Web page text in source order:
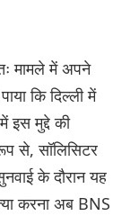
मामले में अपने
कि दिल्ली में
इस मुद्दे की
से, सॉलिसिटर
के दौरान यह
करना अब BNS